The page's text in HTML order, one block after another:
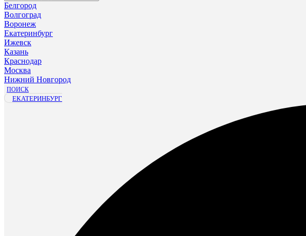
Белгород
Волгоград
Воронеж
Екатеринбург
Ижевск
Казань
Краснодар
Москва
Нижний Новгород
ПОИСК
ЕКАТЕРИНБУРГ